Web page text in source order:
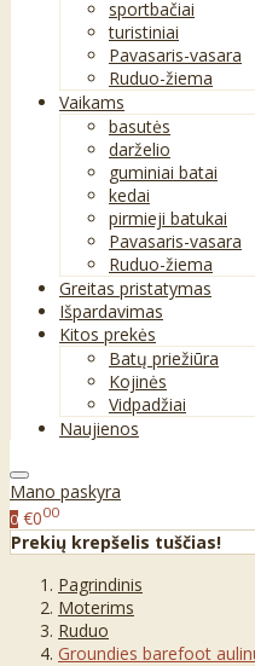
sportbačiai
turistiniai
Pavasaris-vasara
Ruduo-žiema
Vaikams
basutės
darželio
guminiai batai
kedai
pirmieji batukai
Pavasaris-vasara
Ruduo-žiema
Greitas pristatymas
Išpardavimas
Kitos prekės
Batų priežiūra
Kojinės
Vidpadžiai
Naujienos
Mano paskyra
0 €000
Prekių krepšelis tuščias!
Pagrindinis
Moterims
Ruduo
Groundies barefoot